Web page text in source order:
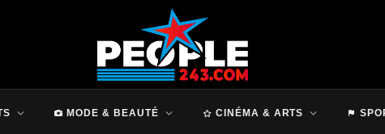
MODE & BEAUTÉ CINÉMA & ARTS